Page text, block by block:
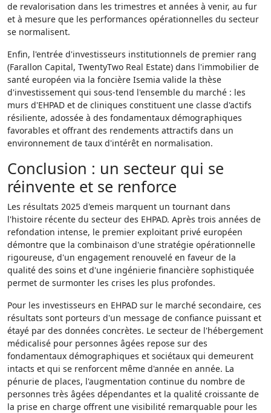
de revalorisation dans les trimestres et années à venir, au fur
et à mesure que les performances opérationnelles du secteur
se normalisent.
Enfin, l'entrée d'investisseurs institutionnels de premier rang
(Farallon Capital, TwentyTwo Real Estate) dans l'immobilier de
santé européen via la foncière Isemia valide la thèse
d'investissement qui sous-tend l'ensemble du marché : les
murs d'EHPAD et de cliniques constituent une classe d'actifs
résiliente, adossée à des fondamentaux démographiques
favorables et offrant des rendements attractifs dans un
environnement de taux d'intérêt en normalisation.
Conclusion : un secteur qui se
réinvente et se renforce
Les résultats 2025 d'emeis marquent un tournant dans
l'histoire récente du secteur des EHPAD. Après trois années de
refondation intense, le premier exploitant privé européen
démontre que la combinaison d'une stratégie opérationnelle
rigoureuse, d'un engagement renouvelé en faveur de la
qualité des soins et d'une ingénierie financière sophistiquée
permet de surmonter les crises les plus profondes.
Pour les investisseurs en EHPAD sur le marché secondaire, ces
résultats sont porteurs d'un message de confiance puissant et
étayé par des données concrètes. Le secteur de l'hébergement
médicalisé pour personnes âgées repose sur des
fondamentaux démographiques et sociétaux qui demeurent
intacts et qui se renforcent même d'année en année. La
pénurie de places, l'augmentation continue du nombre de
personnes très âgées dépendantes et la qualité croissante de
la prise en charge offrent une visibilité remarquable pour les